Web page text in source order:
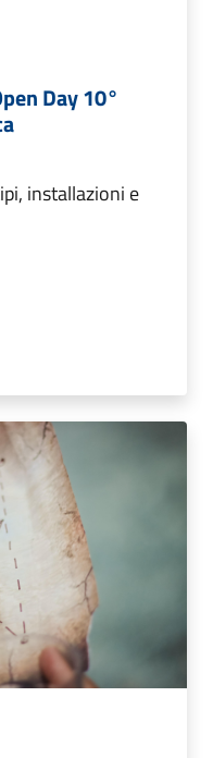
Day 10°
installazioni e